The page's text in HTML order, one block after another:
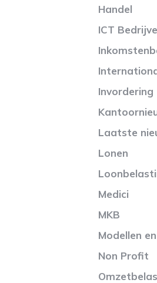
Handel
ICT
Invordering
Laatste
Lonen
Medici
MKB
Modellen
Non Profit